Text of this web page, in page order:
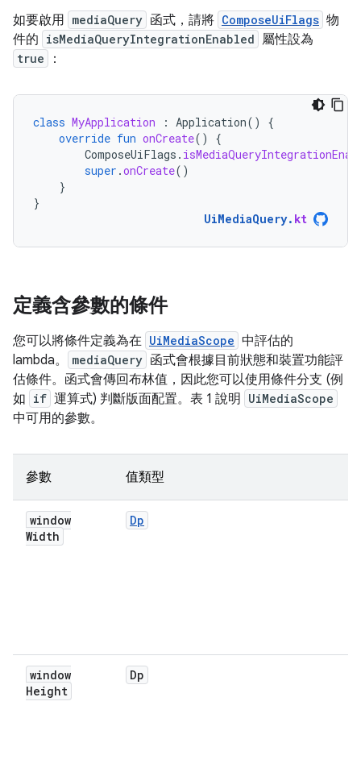
如要啟用 mediaQuery 函式，請將 ComposeUiFlags 物
件的 isMediaQueryIntegrationEnabled 屬性設為
true ：
class MyApplication : Application()
{
override fun onCreate()
{
ComposeUiFlags .
super .onCreate()
}
}
UiMediaQuery. kt
定義含參數的條件
您可以將條件定義為在 UiMediaScope 中評估的
lambda。
mediaQuery 函式會根據目前狀態和裝置功能評
估條件。函式會傳回布林值，因此您可以使用條件分支 (例
如 if 運算式) 判斷版面配置。表 1 說明 UiMediaScope
中可用的參數。
參數 值類型
window
Width
Dp
window
Height
Dp